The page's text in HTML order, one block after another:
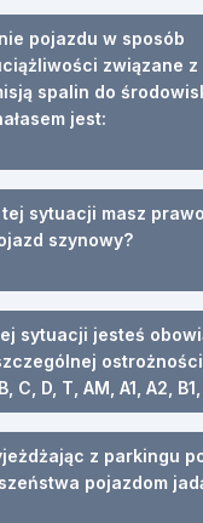
pojazdu w sposób
związane z
spalin do
jest:
sytuacji masz prawo
szynowy?
sytuacji jesteś
C, D, T, AM, A1, A2, B1,
z parkingu
pojazdom